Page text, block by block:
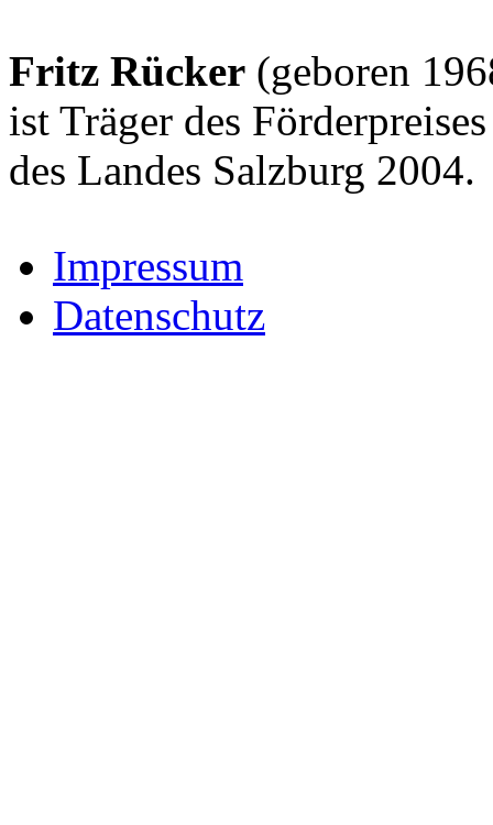
Fritz Rücker (geboren
ist Träger des
des Landes Salzburg 2004.
Impressum
Datenschutz